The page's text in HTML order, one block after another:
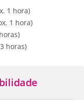
1 hora)
1 hora)
horas)